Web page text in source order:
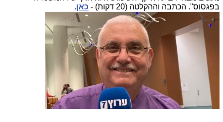
בפגסוס". הכתבה וההקלטה (20 דקות) -
כאן.